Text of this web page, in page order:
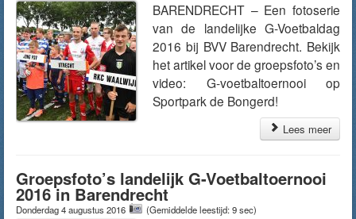
BARENDRECHT – Een fotoserie
van de landelijke G-Voetbaldag
2016 bij BVV Barendrecht. Bekijk
het artikel voor de groepsfoto’s en
video: G-voetbaltoernooi op
Sportpark de Bongerd!
Lees meer
Groepsfoto’s landelijk G-Voetbaltoernooi
2016 in Barendrecht
Donderdag 4 augustus 2016 (Gemiddelde leestijd: 9 sec)